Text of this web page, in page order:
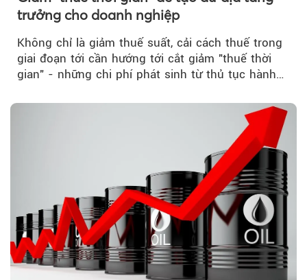
trưởng cho doanh nghiệp
Không chỉ là giảm thuế suất, cải cách thuế trong
giai đoạn tới cần hướng tới cắt giảm "thuế thời
gian" - những chi phí phát sinh từ thủ tục hành